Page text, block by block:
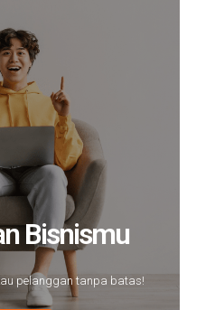
Bisnismu
pelanggan tanpa batas!